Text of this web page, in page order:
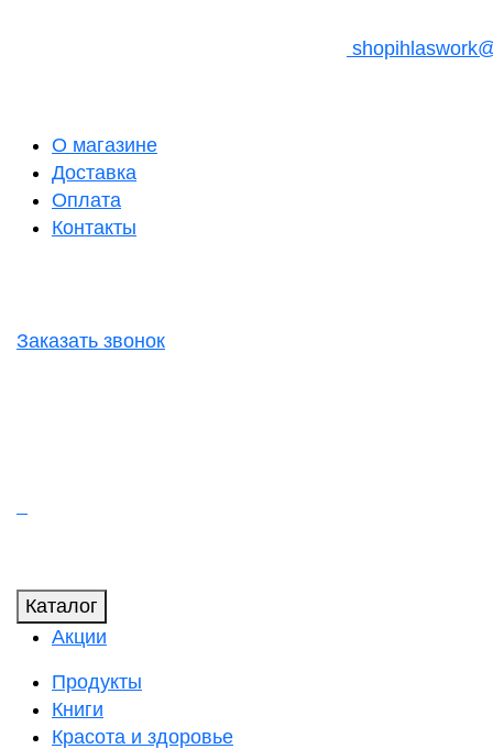
О магазине
Доставка
Оплата
Контакты
Заказать звонок
Каталог
Акции
Продукты
Книги
Красота и здоровье